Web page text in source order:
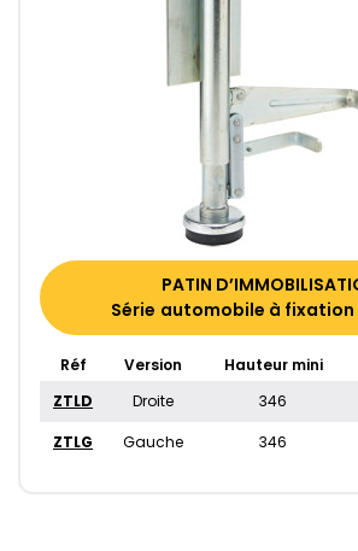
PATIN
Série automobile à
Réf Version Hauteur mini
ZTLD
Droite 346
ZTLG
Gauche 346